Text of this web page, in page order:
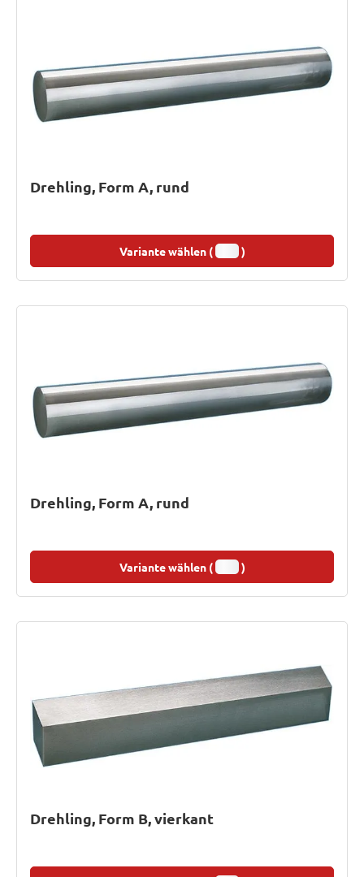
Drehling, Form A, rund
Variante wählen ( )
Drehling, Form A, rund
Variante wählen ( )
Drehling, Form B, vierkant